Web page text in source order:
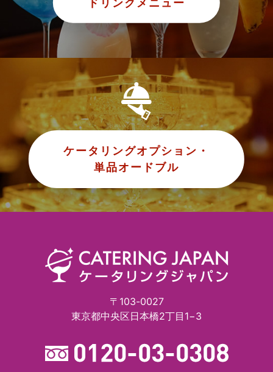
ケータリングオプション・
単品オードブル
〒103-0027
東京都中央区日本橋2丁目1−3